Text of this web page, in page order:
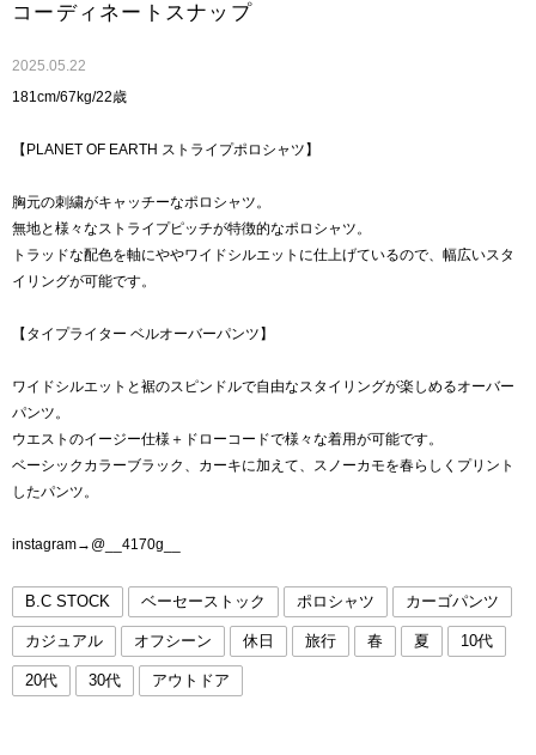
コーディネートスナップ
2025.05.22
181cm/67kg/22歳
【PLANET OF EARTH ストライプポロシャツ】
胸元の刺繍がキャッチーなポロシャツ。
無地と様々なストライプピッチが特徴的なポロシャツ。
トラッドな配色を軸にややワイドシルエットに仕上げているので、幅広いスタ
イリングが可能です。
【タイプライター ベルオーバーパンツ】
ワイドシルエットと裾のスピンドルで自由なスタイリングが楽しめるオーバー
パンツ。
ウエストのイージー仕様＋ドローコードで様々な着用が可能です。
ベーシックカラーブラック、カーキに加えて、スノーカモを春らしくプリント
したパンツ。
instagram→@__4170g__
B.C STOCK ベーセーストック ポロシャツ カーゴパンツ
カジュアル オフシーン 休日 旅行 春 夏 10代
20代 30代 アウトドア